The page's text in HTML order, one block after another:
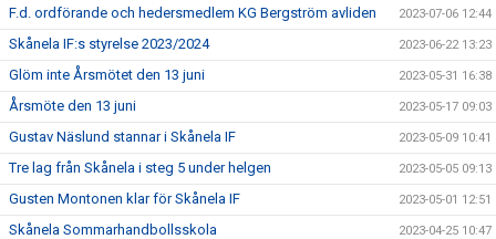
F.d. ordförande och hedersmedlem KG Bergström avliden 2023-07-06 12:44
Skånela IF:s styrelse 2023/2024 2023-06-22 13:23
Glöm inte Årsmötet den 13 juni 2023-05-31 16:38
Årsmöte den 13 juni 2023-05-17 09:03
Gustav Näslund stannar i Skånela IF 2023-05-09 10:41
Tre lag från Skånela i steg 5 under helgen 2023-05-05 09:13
Gusten Montonen klar för Skånela IF 2023-05-01 12:51
Skånela Sommarhandbollsskola 2023-04-25 10:47